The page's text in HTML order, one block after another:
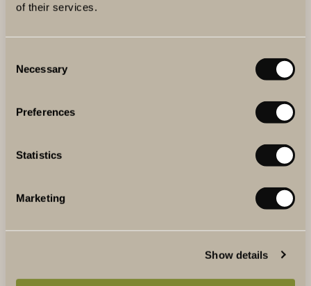
of their services.
Selection
Necessary
Preferences
Statistics
Marketing
Show details
Löpturer i Hagaparken, SUP-turer och kanotpaddling i
Brunnsviken, yoga eller en picknickutflykt med cykel till